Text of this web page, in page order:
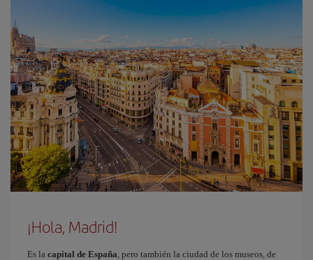
¡Hola, Madrid!
Es la capital de España, pero también la ciudad de los museos, de